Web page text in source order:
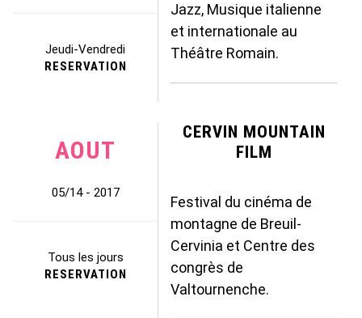
Jeudi-Vendredi
RESERVATION
Jazz, Musique italienne
et internationale au
Théâtre Romain.
AOUT
05/14 - 2017
Tous les jours
RESERVATION
CERVIN MOUNTAIN
FILM
Festival du cinéma de
montagne de Breuil-
Cervinia et Centre des
congrès de
Valtournenche.